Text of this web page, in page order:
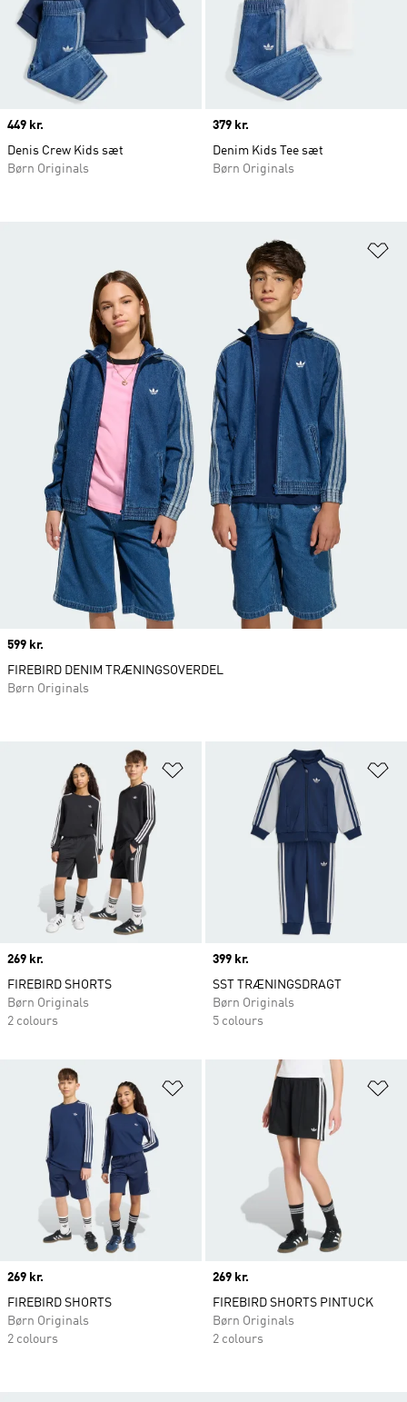
Price
449 kr.
Denis Crew Kids sæt
Børn Originals
Price
379 kr.
Denim Kids Tee sæt
Børn Originals
Føj til ønskeliste
Price
269 kr.
FIREBIRD SHORTS
Børn Originals
2 colours
Price
399 kr.
SST TRÆNINGSDRAGT
Børn Originals
5 colours
Føj til ønskeliste
Price
269 kr.
FIREBIRD SHORTS
Børn Originals
2 colours
Price
269 kr.
FIREBIRD SHORTS PINTUCK
Børn Originals
2 colours
Price
599 kr.
FIREBIRD DENIM TRÆNINGSOVERDEL
Børn Originals